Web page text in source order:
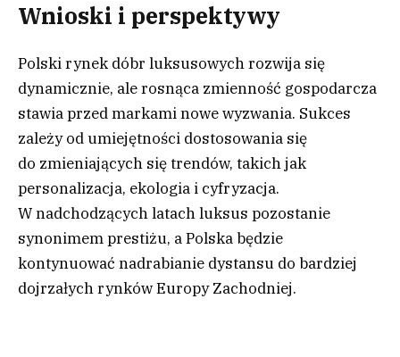
Wnioski i perspektywy
Polski rynek dóbr luksusowych rozwija się
dynamicznie, ale rosnąca zmienność gospodarcza
stawia przed markami nowe wyzwania. Sukces
zależy od umiejętności dostosowania się
do zmieniających się trendów, takich jak
personalizacja, ekologia i cyfryzacja.
W nadchodzących latach luksus pozostanie
synonimem prestiżu, a Polska będzie
kontynuować nadrabianie dystansu do bardziej
dojrzałych rynków Europy Zachodniej.